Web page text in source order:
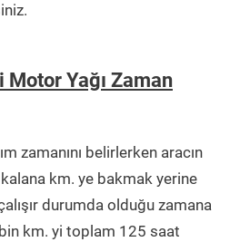
Yağı Zaman
zamanını belirlerken aracın
km. ye bakmak yerine
durumda olduğu zamana
km. yi toplam 125 saat